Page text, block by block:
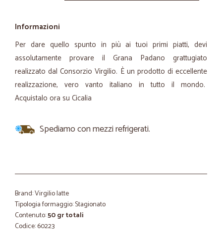
Informazioni
Per dare quello spunto in più ai tuoi primi piatti, devi
assolutamente provare il Grana Padano grattugiato
realizzato dal Consorzio Virgilio. È un prodotto di eccellente
realizzazione, vero vanto italiano in tutto il mondo.
Acquistalo ora su Cicalia
Spediamo con mezzi refrigerati.
Brand: Virgilio latte
Tipologia formaggio: Stagionato
Contenuto:50 gr totali
Codice: 60223